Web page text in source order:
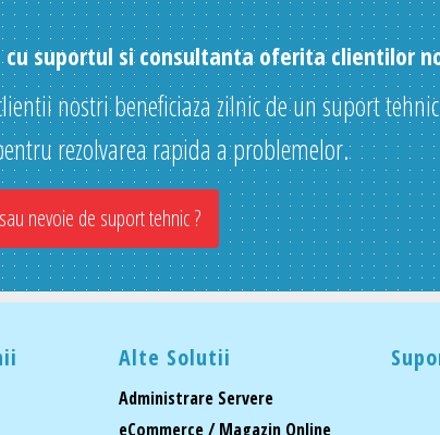
cu suportul si consultanta oferita clientilor
nostri beneficiaza zilnic de un suport
rezolvarea rapida a problemelor.
nevoie de suport tehnic ?
Alte Solutii
Administrare Servere
eCommerce / Magazin Online